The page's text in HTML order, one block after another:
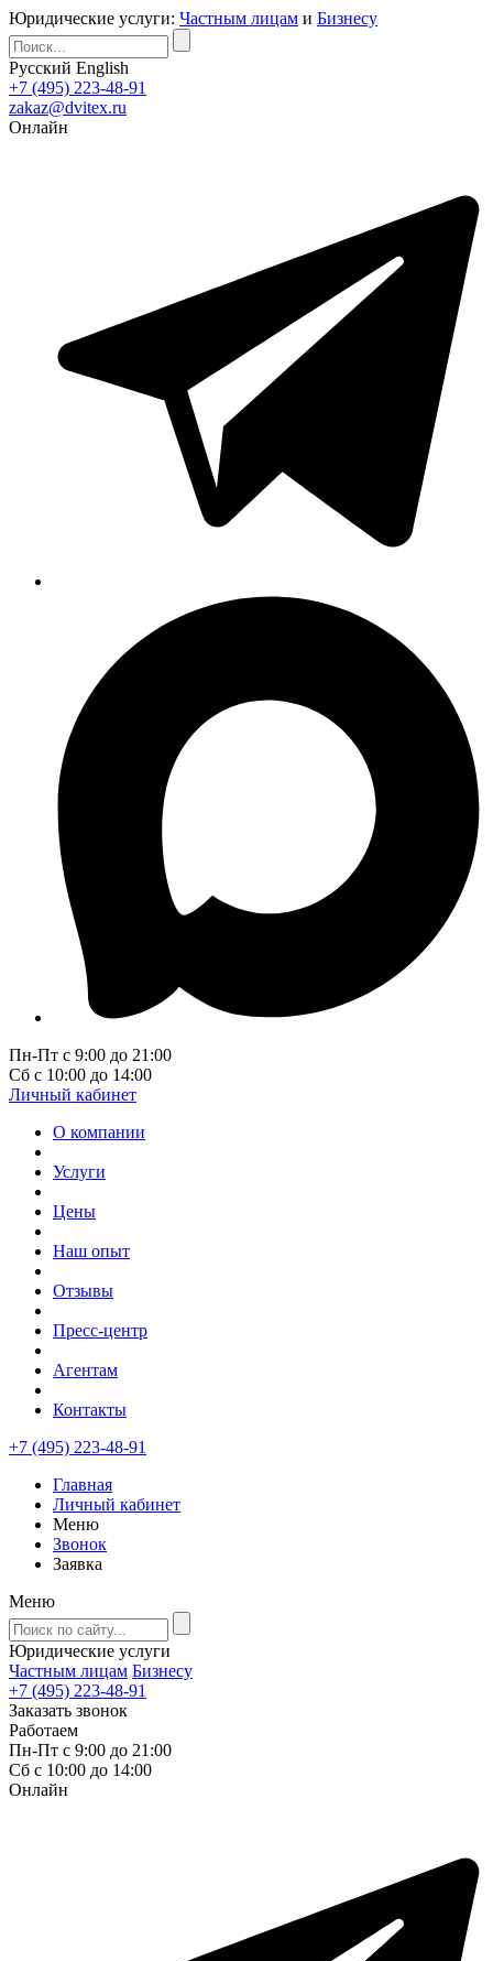
Юридические услуги: Частным лицам и Бизнесу
Русский English
+7 (495) 223-48-91
zakaz@dvitex.ru
Онлайн
Пн-Пт с 9:00 до 21:00
Сб с 10:00 до 14:00
Личный кабинет
О компании
Услуги
Цены
Наш опыт
Отзывы
Пресс-центр
Агентам
Контакты
+7 (495) 223-48-91
Главная
Личный кабинет
Меню
Звонок
Заявка
Меню
Юридические услуги
Частным лицам Бизнесу
+7 (495) 223-48-91
Заказать звонок
Работаем
Пн-Пт с 9:00 до 21:00
Сб с 10:00 до 14:00
Онлайн